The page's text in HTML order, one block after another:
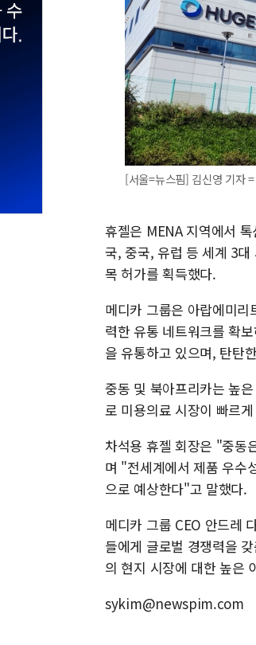
[서울=뉴스핌] 김신영 기
휴젤은 MENA 지역에서
국, 중국, 유럽 등 세계 3
목 허가를 획득했다.
메디카 그룹은 아랍에미
력한 유통 네트워크를 확
을 유통하고 있으며, 탄탄
중동 및 북아프리카는 높
로 미용의료 시장이 빠르
차석용 휴젤 회장은 "중동
며 "전세계에서 제품 우수
으로 예상한다"고 말했다.
메디카 그룹 CEO 안드레
들에게 글로벌 경쟁력을
의 현지 시장에 대한 높은
sykim@newspim.com